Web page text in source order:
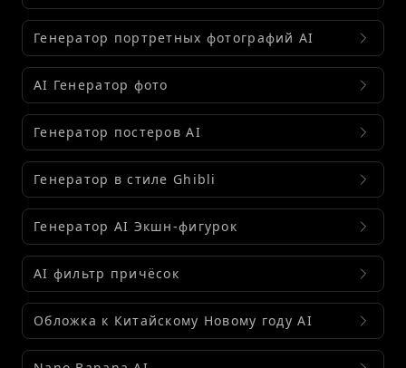
Генератор портретных фотографий AI
AI Генератор фото
Генератор постеров AI
Генератор в стиле Ghibli
Генератор AI Экшн-фигурок
AI фильтр причёсок
Обложка к Китайскому Новому году AI